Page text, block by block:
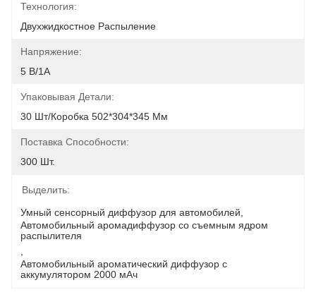
Технология:
Двухжидкостное Распыление
Напряжение:
5 В/1А
Упаковывая Детали:
30 Шт/коробка 502*304*345 Мм
Поставка Способности:
300 Шт.
Выделить:
Умный сенсорный диффузор для автомобилей
Автомобильный аромадиффузор со съемным ядром
распылителя
Автомобильный ароматический диффузор с
аккумулятором 2000 мАч